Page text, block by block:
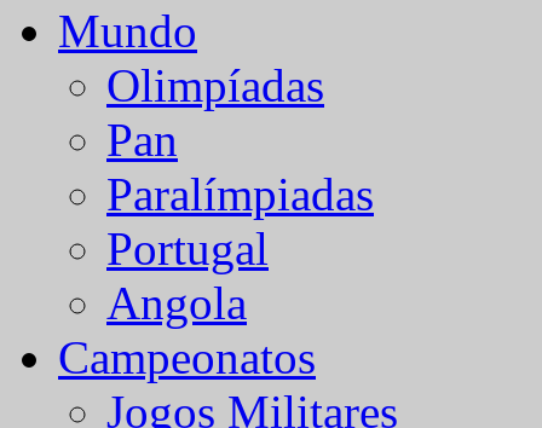
Mundo
Olimpíadas
Pan
Paralímpiadas
Portugal
Angola
Campeonatos
Jogos Militares